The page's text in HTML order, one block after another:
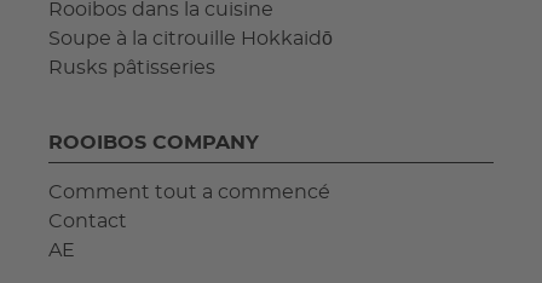
Rooibos dans la cuisine
Soupe à la citrouille Hokkaidō
Rusks pâtisseries
ROOIBOS COMPANY
Comment tout a commencé
Contact
AE